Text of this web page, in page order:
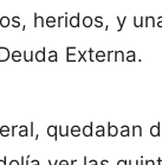
heridos, y
Externa.
quedaban